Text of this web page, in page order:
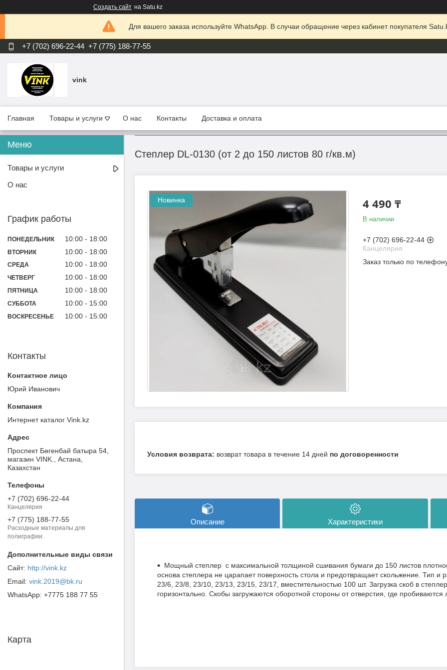
Создать сайт на Satu.kz
Для вашего заказа используйте WhatsApp. В случаи обращение через кабинет покупателя
+7 (702) 696-22-44 +7 (775) 188-77-55
vink
Главная Товары и услуги О нас Контакты Доставка и оплата
Степлер DL-0130 (от 2 до 150 листов 80 г/кв.м)
Новинка 4 490 ₸
В наличии
+7 (702) 696-22-44
Канцелярия
Заказ только по
возврат товара в течение 14 дней по договоренности
Описание Характеристики
Мощный степлер с максимальной толщиной сшивания бумаги до 150 листов
основа степлера не царапает поверхность стола и предотвращает скольжение. Тип и
23/6, 23/8, 23/10, 23/13, 23/15, 23/17, вместительностью 100 шт. Загрузка скоб в
горизонтально. Cкобы загружаются оборотной стороны от отверстия, где
Товары и услуги
О нас
График работы
ПОНЕДЕЛЬНИК 10:00 18:00
ВТОРНИК 10:00 18:00
СРЕДА 10:00 18:00
ЧЕТВЕРГ 10:00 18:00
ПЯТНИЦА 10:00 18:00
СУББОТА 10:00 15:00
ВОСКРЕСЕНЬЕ 10:00 15:00
Контакты
Юрий Иванович
Интернет каталог Vink.kz
Проспект Бөгенбай батыра 54,
магазин VINK., Астана,
Казахстан
+7 (702) 696-22-44
Канцелярия
+7 (775) 188-77-55
Расходные материалы для
полиграфии.
http://vink.kz
vink.2019@bk.ru
+7775 188 77 55
Карта